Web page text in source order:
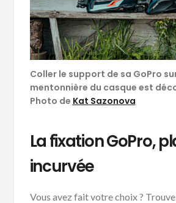
Coller le support de sa GoPro
mentonnière du casque est
Photo de Kat Sazonova
La fixation GoPro,
incurvée
Vous avez fait votre choix ?